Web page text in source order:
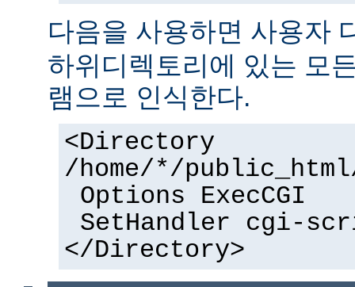
다음을 사용하면 사용자
하위디렉토리에 있는 모
램으로 인식한다.
<Directory
/home/*/
Options ExecCGI
SetHandler cgi-
</Directory>